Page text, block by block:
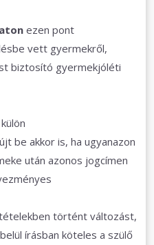
ezen pont
vett gyermekről,
biztosító gyermekjóléti
be akkor is, ha ugyanazon
után azonos jogcímen
történt változást,
írásban köteles a szülő